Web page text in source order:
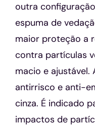
outra
espuma de
maior proteção a
contra partículas
macio e
antirrisco e anti-
cinza. É indicado
impactos de